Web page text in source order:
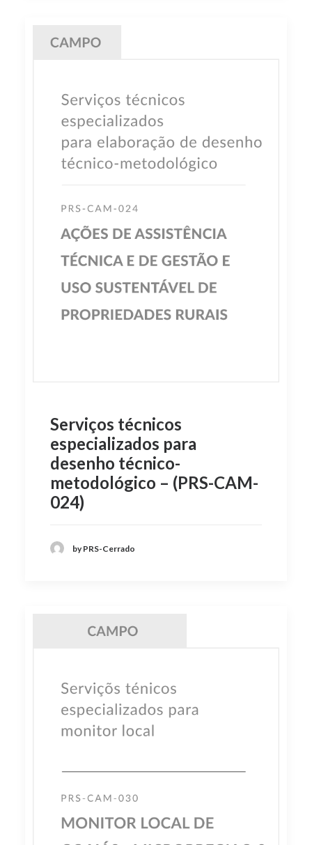
Serviços técnicos
especializados para
desenho técnico-
metodológico – (PRS-CAM-
024)
by PRS-Cerrado